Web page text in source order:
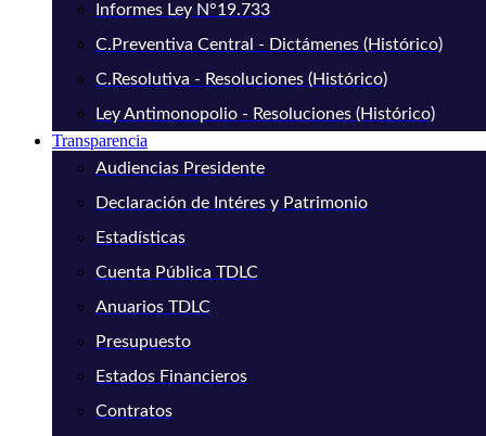
Informes Ley N°19.733
C.Preventiva Central - Dictámenes (Histórico)
C.Resolutiva - Resoluciones (Histórico)
Ley Antimonopolio - Resoluciones (Histórico)
Transparencia
Audiencias Presidente
Declaración de Intéres y Patrimonio
Estadísticas
Cuenta Pública TDLC
Anuarios TDLC
Presupuesto
Estados Financieros
Contratos